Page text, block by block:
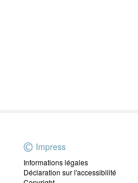
Impress
Informations légales
Déclaration sur l'accessibilité